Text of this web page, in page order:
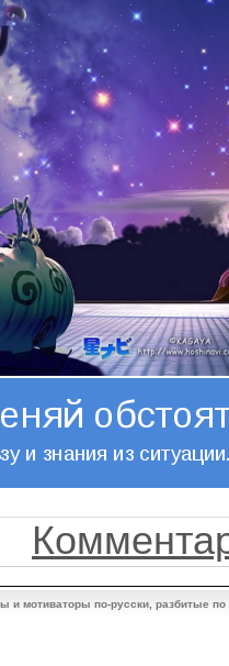
и мотиваторы по-русски, разбитые